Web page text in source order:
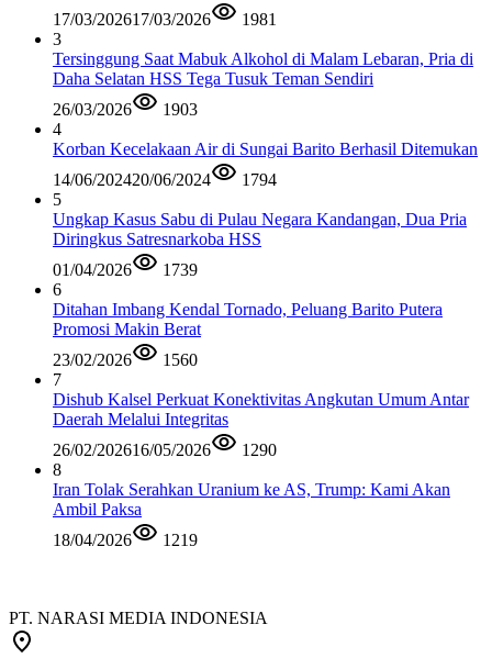
17/03/202617/03/2026
1981
3
Tersinggung Saat Mabuk Alkohol di Malam Lebaran, Pria di
Daha Selatan HSS Tega Tusuk Teman Sendiri
26/03/2026
1903
4
Korban Kecelakaan Air di Sungai Barito Berhasil Ditemukan
14/06/202420/06/2024
1794
5
Ungkap Kasus Sabu di Pulau Negara Kandangan, Dua Pria
Diringkus Satresnarkoba HSS
01/04/2026
1739
6
Ditahan Imbang Kendal Tornado, Peluang Barito Putera
Promosi Makin Berat
23/02/2026
1560
7
Dishub Kalsel Perkuat Konektivitas Angkutan Umum Antar
Daerah Melalui Integritas
26/02/202616/05/2026
1290
8
Iran Tolak Serahkan Uranium ke AS, Trump: Kami Akan
Ambil Paksa
18/04/2026
1219
PT. NARASI MEDIA INDONESIA